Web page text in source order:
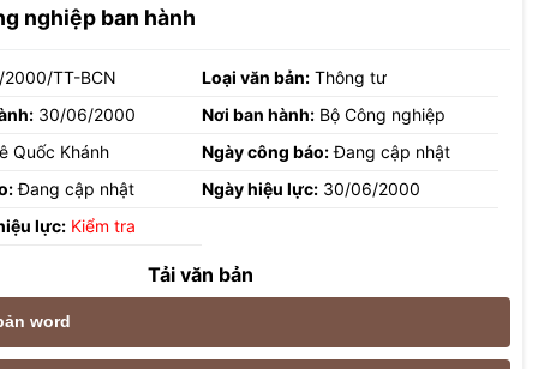
nghiệp ban hành
TT-BCN Loại văn bản: Thông tư
30/06/2000 Nơi ban hành: Bộ Công nghiệp
Quốc Khánh Ngày công báo:Đang cập nhật
Đang cập nhật Ngày hiệu lực: 30/06/2000
lực: Kiểm tra
Tải văn bản
word